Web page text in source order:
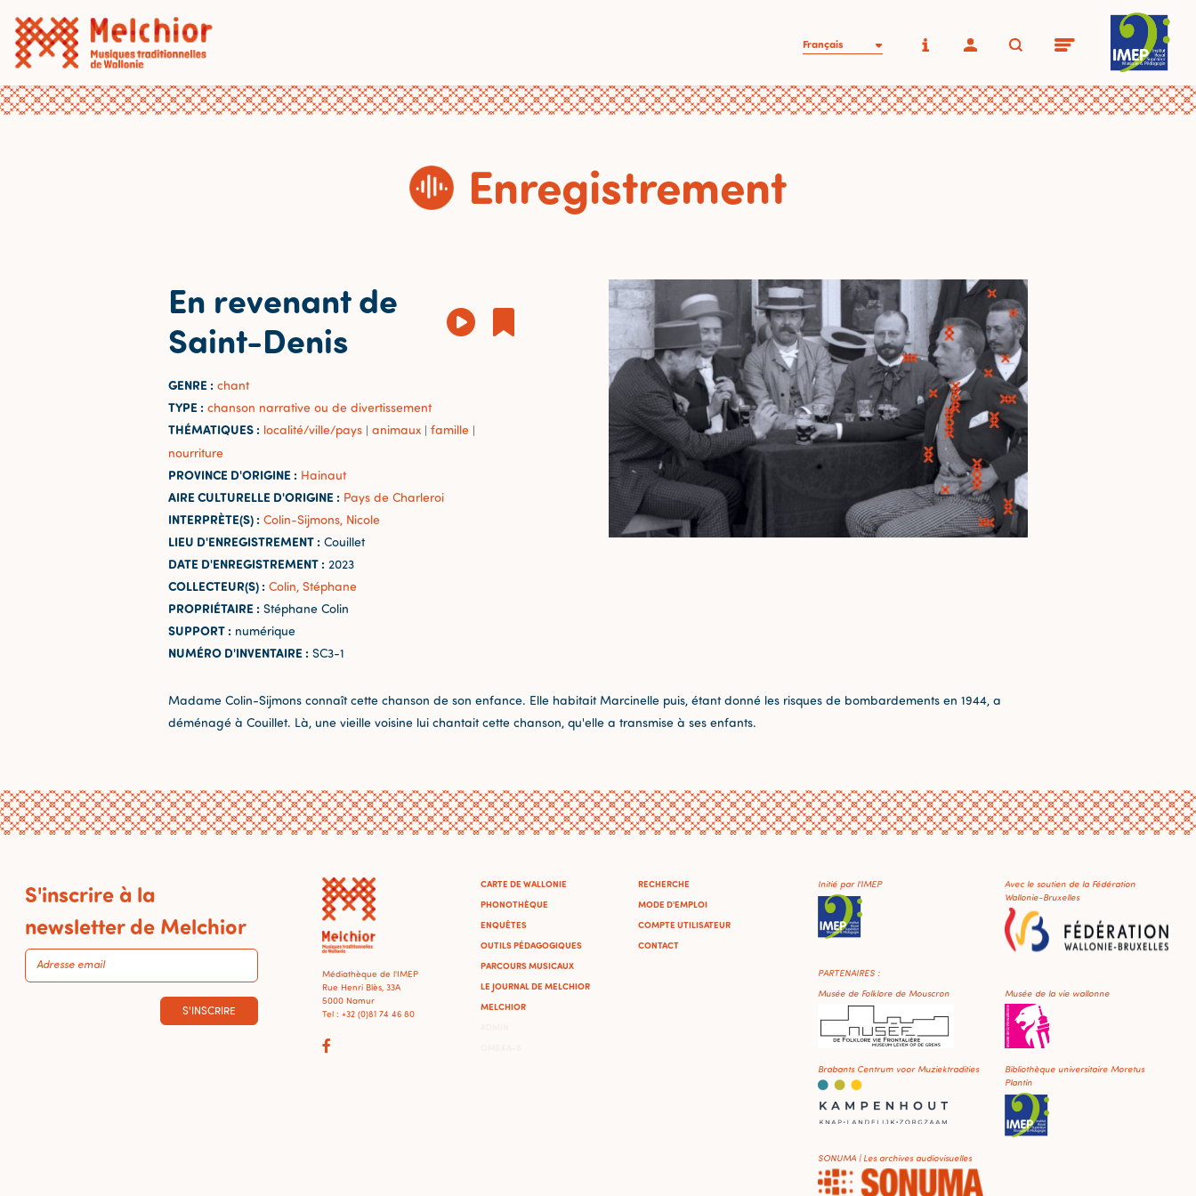
Français
Enregistrement
En revenant de
Saint-Denis
GENRE : chant
TYPE : chanson narrative ou de divertissement
THÉMATIQUES : localité/ville/pays | animaux | famille |
nourriture
PROVINCE D'ORIGINE : Hainaut
AIRE CULTURELLE D'ORIGINE : Pays de Charleroi
INTERPRÈTE(S) : Colin-Sijmons, Nicole
LIEU D'ENREGISTREMENT : Couillet
DATE D'ENREGISTREMENT : 2023
COLLECTEUR(S) : Colin, Stéphane
PROPRIÉTAIRE : Stéphane Colin
SUPPORT : numérique
NUMÉRO D'INVENTAIRE : SC3-1
Madame Colin-Sijmons connaît cette chanson de son enfance. Elle habitait Marcinelle puis, étant donné les risques de bombardements en 1944, a
déménagé à Couillet. Là, une vieille voisine lui chantait cette chanson, qu'elle a transmise à ses enfants.
S'inscrire à la
newsletter de Melchior
S'INSCRIRE
Médiathèque de l'IMEP
Rue Henri Blès, 33A
5000 Namur
Tel : +32 (0)81 74 46 80
CARTE DE WALLONIE
PHONOTHÈQUE
ENQUÊTES
OUTILS PÉDAGOGIQUES
PARCOURS MUSICAUX
LE JOURNAL DE MELCHIOR
MELCHIOR
RECHERCHE
MODE D'EMPLOI
COMPTE UTILISATEUR
CONTACT
Initié par l'IMEP
Avec le soutien de la Fédération
Wallonie-Bruxelles
PARTENAIRES :
Musée de Folklore de Mouscron
Musée de la vie wallonne
Brabants Centrum voor Muziektradities
Bibliothèque universitaire Moretus
Plantin
SONUMA | Les archives audiovisuelles